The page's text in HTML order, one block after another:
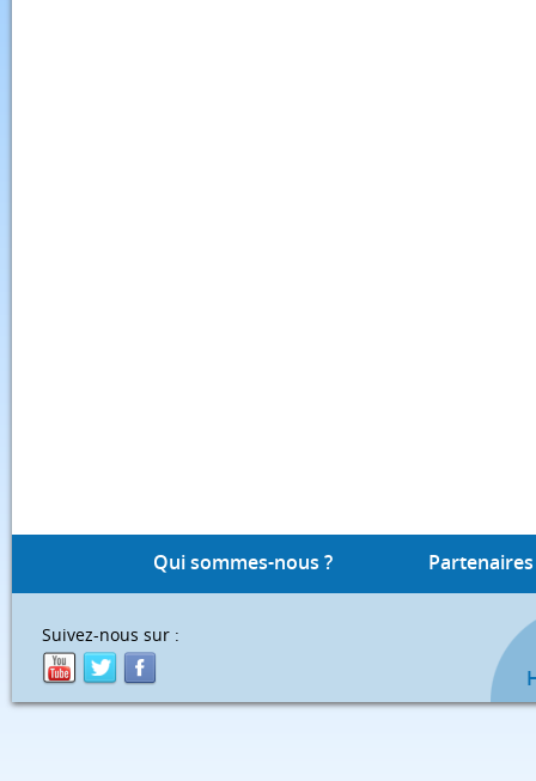
Qui sommes-nous ? Partenaires
Suivez-nous sur :